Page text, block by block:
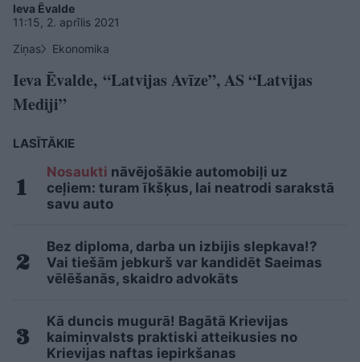
Ieva Ēvalde
11:15, 2. aprīlis 2021
Ziņas
Ekonomika
Ieva Ēvalde, “Latvijas Avīze”, AS “Latvijas
Mediji”
LASĪTĀKIE
Nosaukti nāvējošākie automobiļi uz
ceļiem: turam īkšķus, lai neatrodi sarakstā
savu auto
Bez diploma, darba un izbijis slepkava!?
Vai tiešām jebkurš var kandidēt Saeimas
vēlēšanās, skaidro advokāts
Kā duncis mugurā! Bagātā Krievijas
kaimiņvalsts praktiski atteikusies no
Krievijas naftas iepirkšanas